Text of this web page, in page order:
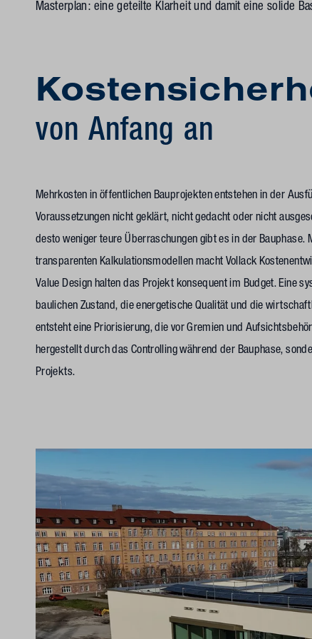
Masterplan: eine geteilte Klarheit und damit eine solide
von Anfang an
Mehrkosten in öffentlichen Bauprojekten entstehen in der
Voraussetzungen nicht geklärt, nicht gedacht oder nicht
desto weniger teure Überraschungen gibt es in der Bauphase.
transparenten Kalkulationsmodellen macht Vollack
Value Design halten das Projekt konsequent im Budget. Eine
baulichen Zustand, die energetische Qualität und die
entsteht eine Priorisierung, die vor Gremien und
hergestellt durch das Controlling während der Bauphase,
Projekts.